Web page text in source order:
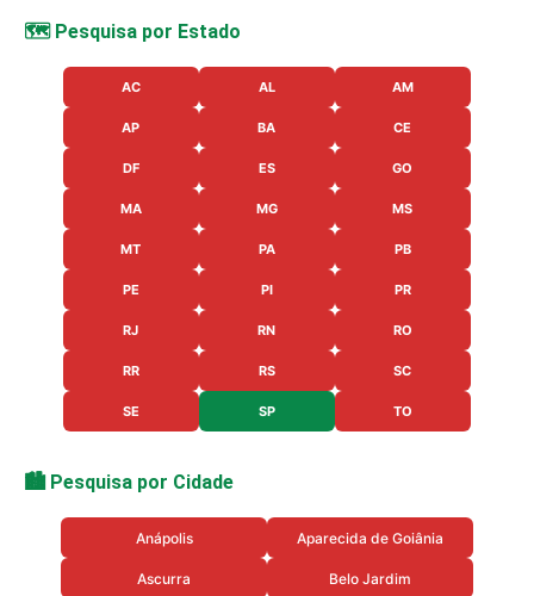
🗺️ Pesquisa por Estado
AC AL AM
AP BA CE
DF ES GO
MA MG MS
MT PA PB
PE PI PR
RJ RN RO
RR RS SC
SE SP TO
🏙️ Pesquisa por Cidade
Anápolis Aparecida de Goiânia
Ascurra Belo Jardim